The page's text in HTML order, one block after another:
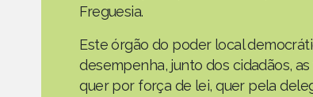
Freguesia.
Este órgão do poder local
desempenha, junto dos cidadãos,
quer por força de lei, quer pela